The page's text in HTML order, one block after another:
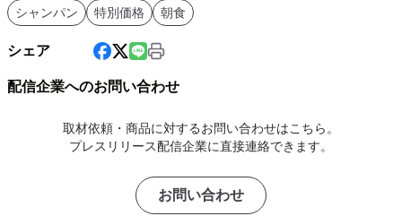
シャンパン
特別価格 朝食
シェア
配信企業へのお問い合わせ
取材依頼・商品に対するお問い合わせはこちら。
プレスリリース配信企業に直接連絡できます。
お問い合わせ